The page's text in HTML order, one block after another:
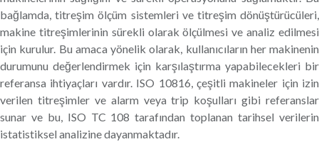
bağlamda, titreşim ölçüm sistemleri ve titreşim dönüştürücüleri,
makine titreşimlerinin sürekli olarak ölçülmesi ve analiz edilmesi
için kurulur. Bu amaca yönelik olarak, kullanıcıların her makinenin
durumunu değerlendirmek için karşılaştırma yapabilecekleri bir
referansa ihtiyaçları vardır. ISO 10816, çeşitli makineler için izin
verilen titreşimler ve alarm veya trip koşulları gibi referanslar
sunar ve bu, ISO TC 108 tarafından toplanan tarihsel verilerin
istatistiksel analizine dayanmaktadır.